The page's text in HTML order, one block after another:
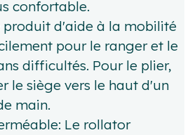
confortable.
produit d'aide à la mobilité
pour le ranger et le
difficultés. Pour le plier,
le siège vers le haut d'un
main.
Le rollator